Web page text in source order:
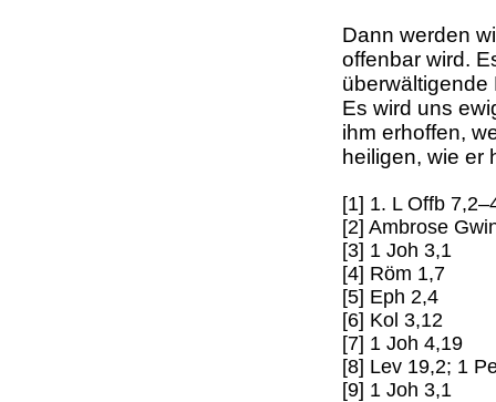
Dann werden
offenbar wird.
überwältigende
Es wird uns
ihm erhoffen,
heiligen, wie er
[1] 1. L Offb
[2] Ambrose
[3] 1 Joh 3,1
[4] Röm 1,7
[5] Eph 2,4
[6] Kol 3,12
[7] 1 Joh 4,19
[8] Lev 19,2; 1
[9] 1 Joh 3,1